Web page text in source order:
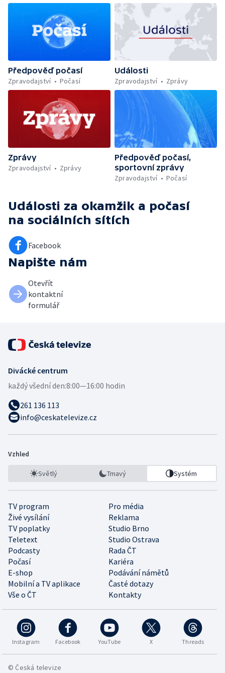
Předpověď počasí
Zpravodajství
Počasí
Události
Zpravodajství
Zprávy
Zprávy
Zpravodajství
Zprávy
Předpověď počasí,
sportovní zprávy
Zpravodajství
Počasí
Události za okamžik a počasí
na sociálních sítích
Facebook
Napište nám
Otevřít
kontaktní
formulář
Divácké centrum
každý všední den:8:00—16:00 hodin
261 136 113
info@ceskatelevize.cz
Vzhled
Světlý Tmavý Systém
TV program
Pro média
Živé vysílání
Reklama
TV poplatky
Studio Brno
Teletext
Studio Ostrava
Podcasty
Rada ČT
Počasí
Kariéra
E-shop
Podávání námětů
Mobilní a TV aplikace
Časté dotazy
Vše o ČT
Kontakty
Instagram Facebook YouTube X Threads
© Česká televize